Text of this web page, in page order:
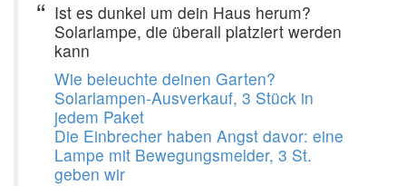
Ist es dunkel um dein Haus herum?
Solarlampe, die überall platziert werden
kann
Wie beleuchte deinen Garten?
Solarlampen-Ausverkauf, 3 Stück in
jedem Paket
Die Einbrecher haben Angst davor: eine
Lampe mit Bewegungsmelder, 3 St.
geben wir